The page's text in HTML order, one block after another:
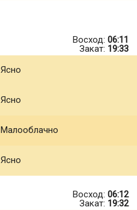
Восход: 06:11
Закат: 19:33
Ясно
Ясно
Малооблачно
Ясно
Восход: 06:12
Закат: 19:32